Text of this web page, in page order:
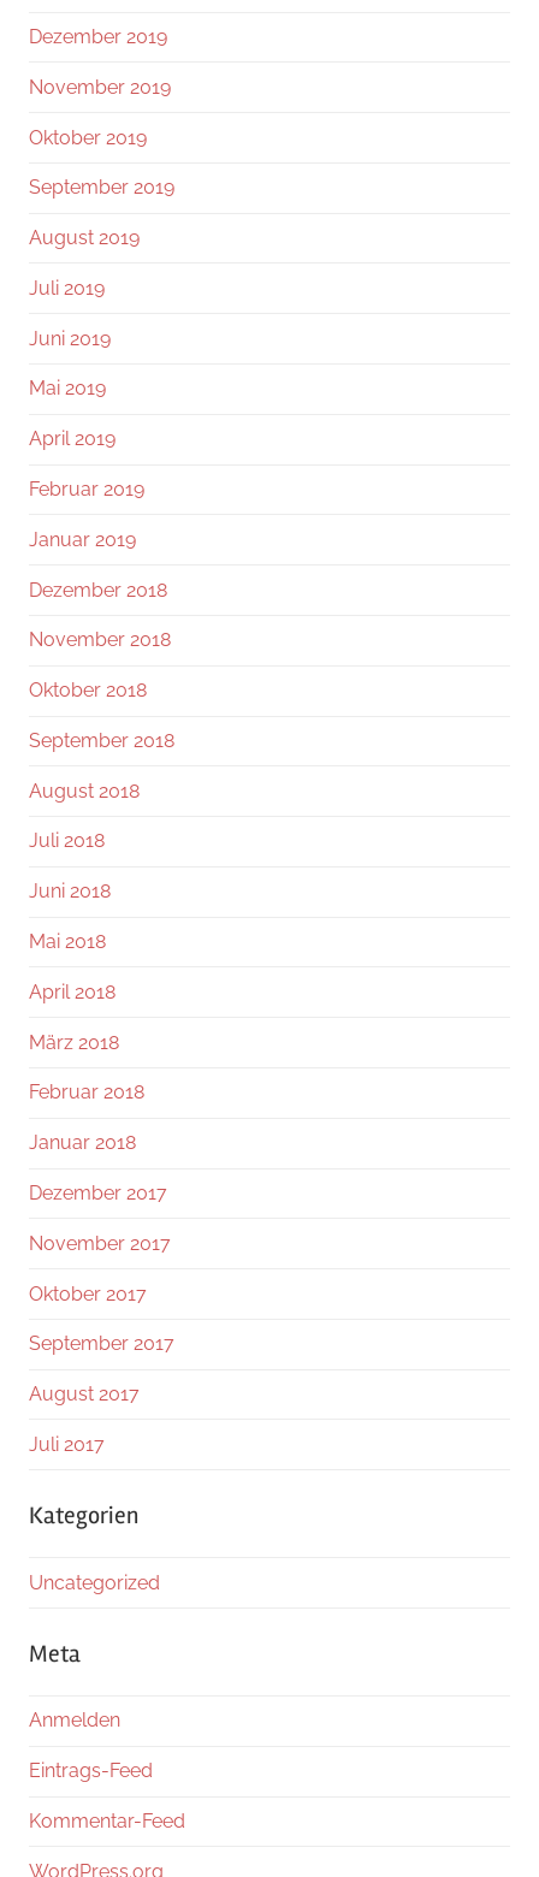
Dezember 2019
November 2019
Oktober 2019
September 2019
August 2019
Juli 2019
Juni 2019
Mai 2019
April 2019
Februar 2019
Januar 2019
Dezember 2018
November 2018
Oktober 2018
September 2018
August 2018
Juli 2018
Juni 2018
Mai 2018
April 2018
März 2018
Februar 2018
Januar 2018
Dezember 2017
November 2017
Oktober 2017
September 2017
August 2017
Juli 2017
Kategorien
Uncategorized
Meta
Anmelden
Eintrags-Feed
Kommentar-Feed
WordPress.org